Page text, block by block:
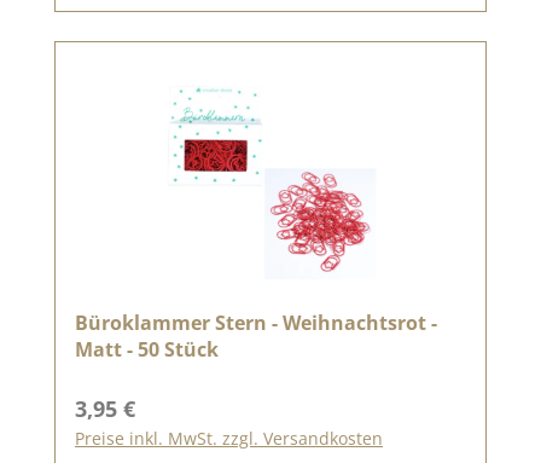
Büroklammer Stern - Weihnachtsrot -
Matt - 50 Stück
Regulärer Preis:
3,95 €
Preise inkl. MwSt. zzgl. Versandkosten